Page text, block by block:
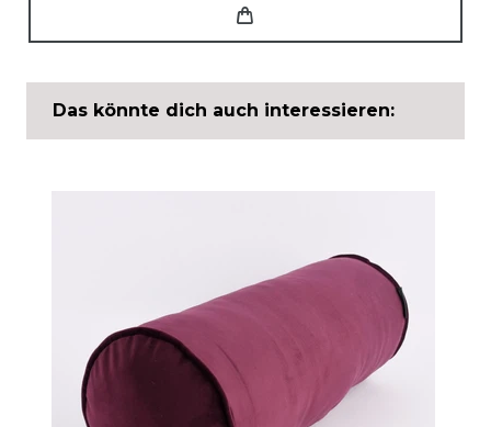
Das könnte dich auch interessieren: